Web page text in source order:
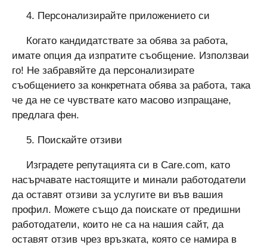
4. Персонализирайте приложението си
Когато кандидатствате за обява за работа,
имате опция да изпратите съобщение. Използваи
го! Не забравяйте да персонализирате
съобщението за конкретната обява за работа, така
че да не се чувствате като масово изпращане,
предлага фен.
5. Поискайте отзиви
Изградете репутацията си в Care.com, като
насърчавате настоящите и минали работодатели
да оставят отзиви за услугите ви във вашия
профил. Можете също да поискате от предишни
работодатели, които не са на нашия сайт, да
оставят отзив чрез връзката, която се намира в